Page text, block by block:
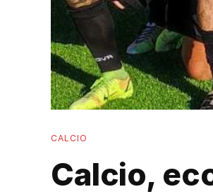
CALCIO
Calcio,